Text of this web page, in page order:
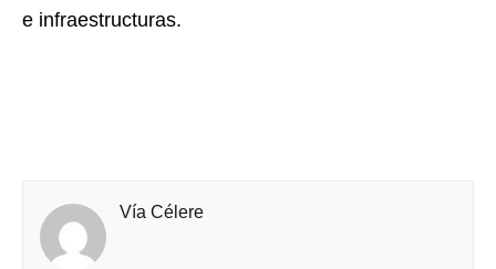
e infraestructuras.
Vía Célere